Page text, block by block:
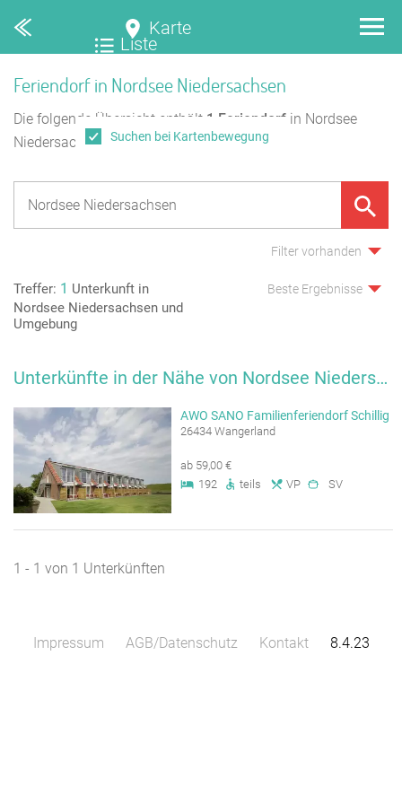
Karte
Liste
Feriendorf in Nordsee Niedersachsen
Die folgende Übersicht enthält 1 Feriendorf in Nordsee
Niedersachsen.
Filter vorhanden
Treffer: 1 Unterkunft in
Nordsee Niedersachsen und
Umgebung
Beste Ergebnisse
Unterkünfte in der Nähe von Nordsee Niedersachsen
AWO SANO Familienferiendorf Schillig
26434 Wangerland
ab 59,00 €
192
teils VP SV
1 - 1 von 1 Unterkünften
Suchen bei Kartenbewegung
Impressum AGB/Datenschutz Kontakt 8.4.23